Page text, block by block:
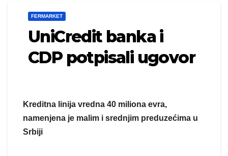
FERMARKET
UniCredit banka i
CDP potpisali ugovor
Kreditna linija vredna 40 miliona evra,
namenjena je malim i srednjim preduzećima u
Srbiji